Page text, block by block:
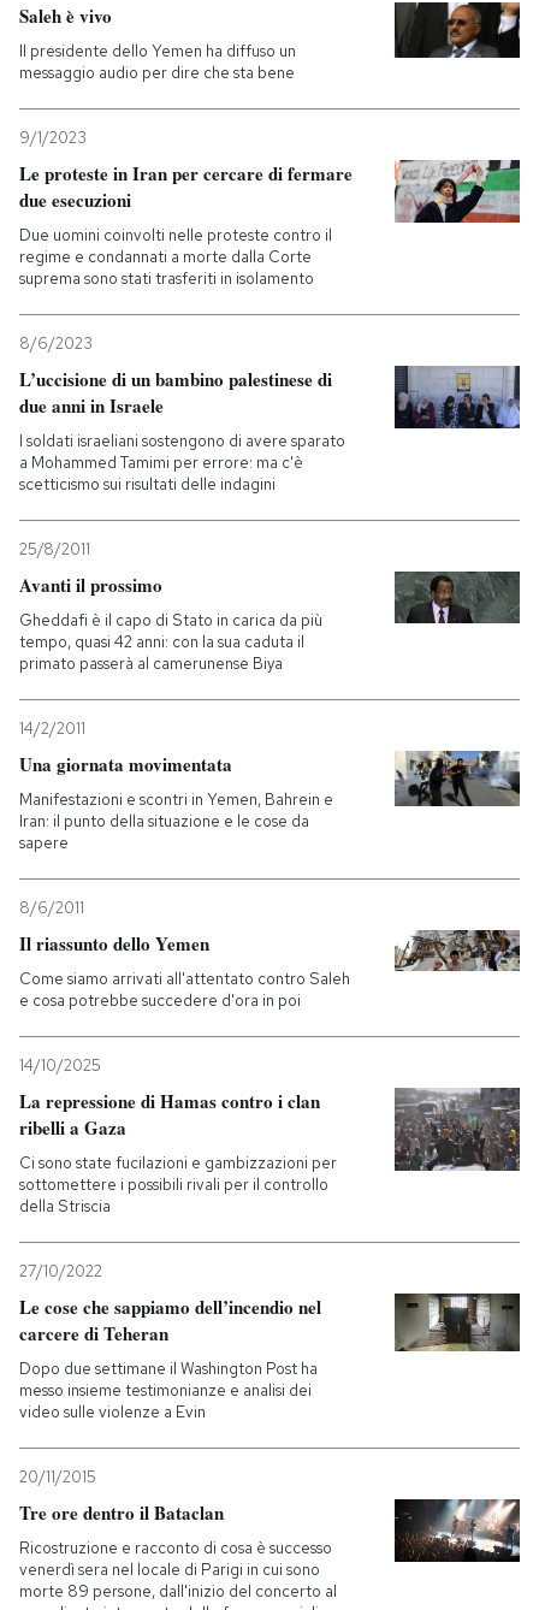
Saleh è vivo
Il presidente dello Yemen ha diffuso un
messaggio audio per dire che sta bene
9/1/2023
Le proteste in Iran per cercare di fermare
due esecuzioni
Due uomini coinvolti nelle proteste contro il
regime e condannati a morte dalla Corte
suprema sono stati trasferiti in isolamento
8/6/2023
L’uccisione di un bambino palestinese di
due anni in Israele
I soldati israeliani sostengono di avere sparato
a Mohammed Tamimi per errore: ma c'è
scetticismo sui risultati delle indagini
25/8/2011
Avanti il prossimo
Gheddafi è il capo di Stato in carica da più
tempo, quasi 42 anni: con la sua caduta il
primato passerà al camerunense Biya
14/2/2011
Una giornata movimentata
Manifestazioni e scontri in Yemen, Bahrein e
Iran: il punto della situazione e le cose da
sapere
8/6/2011
Il riassunto dello Yemen
Come siamo arrivati all'attentato contro Saleh
e cosa potrebbe succedere d'ora in poi
14/10/2025
La repressione di Hamas contro i clan
ribelli a Gaza
Ci sono state fucilazioni e gambizzazioni per
sottomettere i possibili rivali per il controllo
della Striscia
27/10/2022
Le cose che sappiamo dell’incendio nel
carcere di Teheran
Dopo due settimane il Washington Post ha
messo insieme testimonianze e analisi dei
video sulle violenze a Evin
20/11/2015
Tre ore dentro il Bataclan
Ricostruzione e racconto di cosa è successo
venerdì sera nel locale di Parigi in cui sono
morte 89 persone, dall'inizio del concerto al